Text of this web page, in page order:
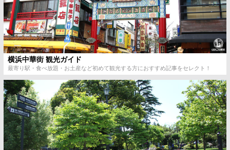
横浜中華街 観光ガイド
最寄り駅・食べ放題・お土産など初めて観光する方におすすめ記事をセレクト！